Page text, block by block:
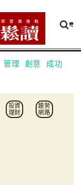
管理 創意 成功
投資
理財
趨勢
網路